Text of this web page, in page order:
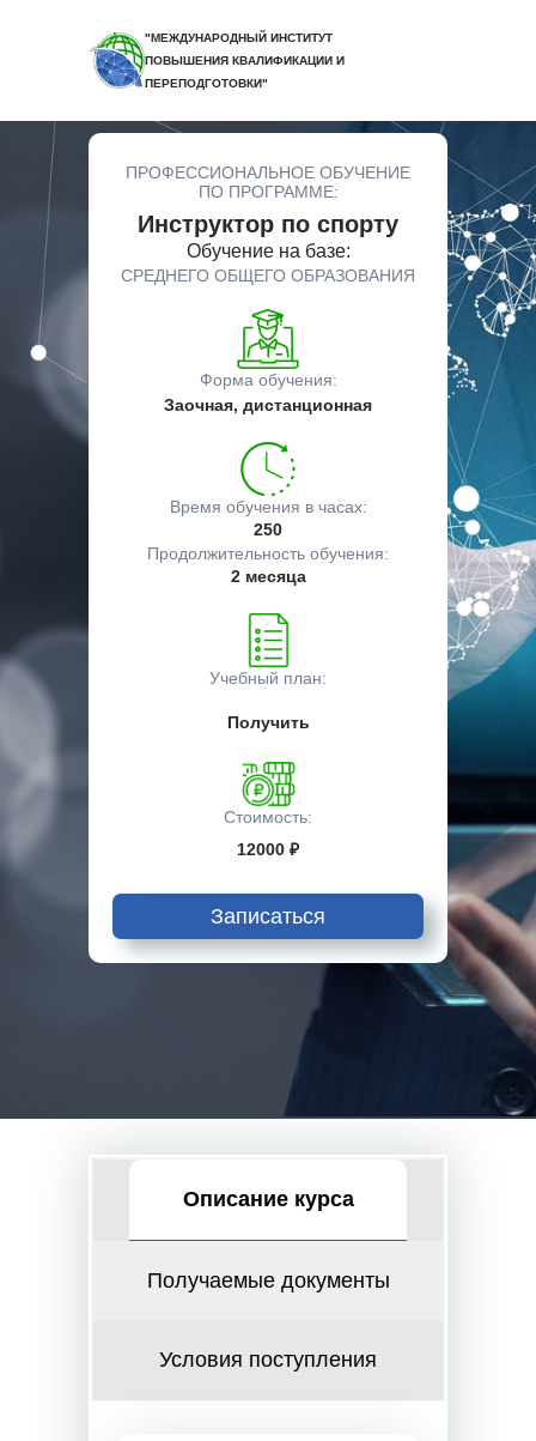
"МЕЖДУНАРОДНЫЙ ИНСТИТУТ
ПОВЫШЕНИЯ КВАЛИФИКАЦИИ И
ПЕРЕПОДГОТОВКИ"
ПРОФЕССИОНАЛЬНОЕ ОБУЧЕНИЕ
ПО ПРОГРАММЕ:
Инструктор по спорту
Обучение на базе:
СРЕДНЕГО ОБЩЕГО ОБРАЗОВАНИЯ
Форма обучения:
Заочная, дистанционная
Время обучения в часах:
250
Продолжительность обучения:
2 месяца
Учебный план:
Получить
Стоимость:
12000 ₽
Записаться
Описание курса
Получаемые документы
Условия поступления